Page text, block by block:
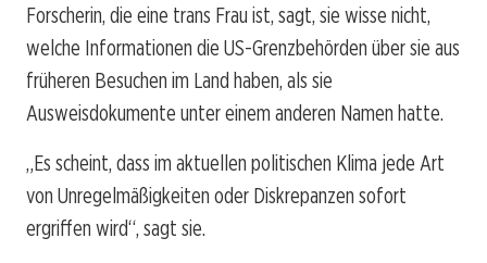
Forscherin, die eine trans Frau ist, sagt, sie wisse nicht,
welche Informationen die US-Grenzbehörden über sie aus
früheren Besuchen im Land haben, als sie
Ausweisdokumente unter einem anderen Namen hatte.
„Es scheint, dass im aktuellen politischen Klima jede Art
von Unregelmäßigkeiten oder Diskrepanzen sofort
ergriffen wird“, sagt sie.